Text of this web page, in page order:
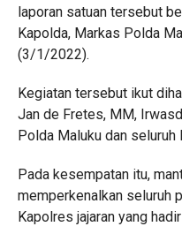
laporan satuan tersebut
Kapolda, Markas Polda
(3/1/2022).
Kegiatan tersebut ikut
Jan de Fretes, MM,
Polda Maluku dan seluruh
Pada kesempatan itu,
memperkenalkan seluruh
Kapolres jajaran yang